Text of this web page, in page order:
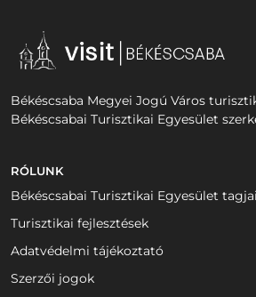
Békéscsaba Megyei Jogú Város
Békéscsabai Turisztikai Egyesület
RÓLUNK
Békéscsabai Turisztikai Egyesület tagjai
Turisztikai fejlesztések
Adatvédelmi tájékoztató
Szerzői jogok